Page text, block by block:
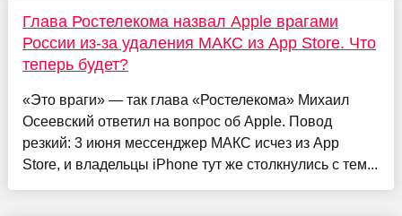
Глава Ростелекома назвал Apple врагами
России из-за удаления МАКС из App Store. Что
теперь будет?
«Это враги» — так глава «Ростелекома» Михаил
Осеевский ответил на вопрос об Apple. Повод
резкий: 3 июня мессенджер МАКС исчез из App
Store, и владельцы iPhone тут же столкнулись с тем...